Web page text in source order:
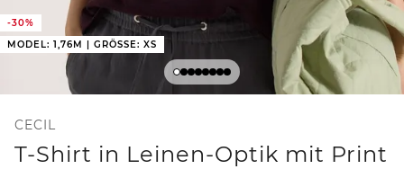
-30%
MODEL: 1,76M | GRÖSSE: XS
CECIL
T-Shirt in Leinen-Optik mit Print